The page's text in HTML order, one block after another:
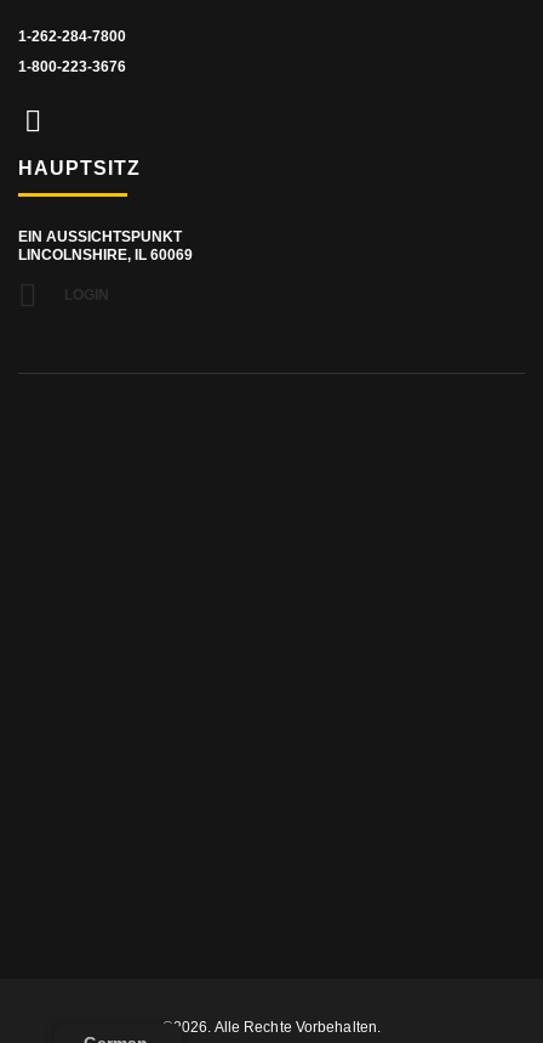
1-262-284-7800
1-800-223-3676
HAUPTSITZ
EIN AUSSICHTSPUNKT
LINCOLNSHIRE, IL 60069
LOGIN
©2026. Alle Rechte Vorbehalten.